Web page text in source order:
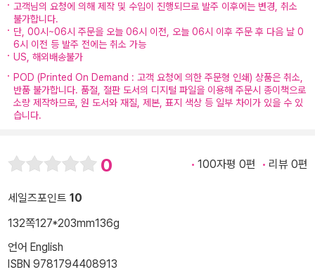
고객님의 요청에 의해 제작 및 수입이 진행되므로 발주 이후에는 변경, 취소
불가합니다.
단, 00시~06시 주문을 오늘 06시 이전, 오늘 06시 이후 주문 후 다음 날 0
6시 이전 등 발주 전에는 취소 가능
US, 해외배송불가
POD (Printed On Demand : 고객 요청에 의한 주문형 인쇄) 상품은 취소,
반품 불가합니다. 품절, 절판 도서의 디지털 파일을 이용해 주문시 종이책으로
소량 제작하므로, 원 도서와 재질, 제본, 표지 색상 등 일부 차이가 있을 수 있
습니다.
0 100자평 0편 리뷰 0편
세일즈포인트 10
132쪽127*203mm136g
언어 English
ISBN 9781794408913